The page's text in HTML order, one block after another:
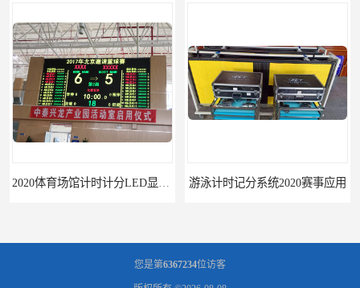
游泳计时记分系统2020赛事应用
您是第6367234位访客